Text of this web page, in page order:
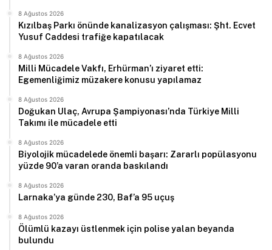
8 Ağustos 2026
Kızılbaş Parkı önünde kanalizasyon çalışması: Şht. Ecvet
Yusuf Caddesi trafiğe kapatılacak
8 Ağustos 2026
Milli Mücadele Vakfı, Erhürman’ı ziyaret etti:
Egemenliğimiz müzakere konusu yapılamaz
8 Ağustos 2026
Doğukan Ulaç, Avrupa Şampiyonası’nda Türkiye Milli
Takımı ile mücadele etti
8 Ağustos 2026
Biyolojik mücadelede önemli başarı: Zararlı popülasyonu
yüzde 90’a varan oranda baskılandı
8 Ağustos 2026
Larnaka’ya günde 230, Baf’a 95 uçuş
8 Ağustos 2026
Ölümlü kazayı üstlenmek için polise yalan beyanda
bulundu